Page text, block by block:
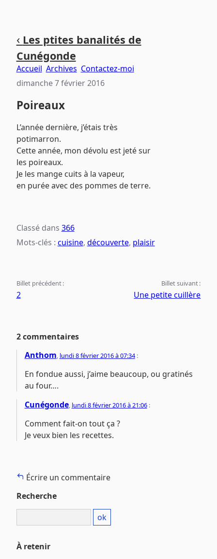
contenu
principal
menu
principal
‹ Les ptites banalités de
Cunégonde
Accueil Archives Contactez-moi
dimanche 7 février 2016
Poireaux
L’année dernière, j’étais très
potimarron.
Cette année, mon dévolu est jeté sur
les poireaux.
Je les mange cuits à la vapeur,
en purée avec des pommes de terre.
Classé dans 366
Mots-clés : cuisine, découverte, plaisir
Billet précédent :
2
Billet suivant :
Une petite cuillère
2 commentaires
Anthom, lundi 8 février 2016 à 07:34:
En fondue aussi, j’aime beaucoup, ou gratinés
au four….
Cunégonde, lundi 8 février 2016 à 21:06:
Comment fait-on tout ça ?
Je veux bien les recettes.
Écrire un commentaire
Recherche
À retenir